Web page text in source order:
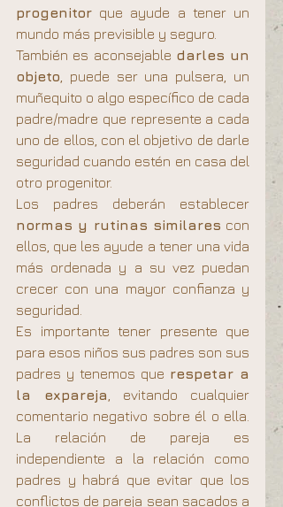
progenitor que ayude a tener un
mundo más previsible y seguro.
También es aconsejable darles un
objeto , puede ser una pulsera, un
muñequito o algo específico de cada
padre/madre que represente a cada
uno de ellos, con el objetivo de darle
seguridad cuando estén en casa del
otro progenitor.
Los padres deberán establecer
normas y rutinas similares con
ellos, que les ayude a tener una vida
más ordenada y a su vez puedan
crecer con una mayor confianza y
seguridad.
Es importante tener presente que
para esos niños sus padres son sus
padres y tenemos que respetar a
la expareja
, evitando cualquier
comentario negativo sobre él o ella.
La relación de pareja es
independiente a la relación como
padres y habrá que evitar que los
conflictos de pareja sean sacados a